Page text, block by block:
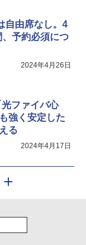
自由席なし。4
予約必須につ
2024年4月26日
ファイバ心
強く安定した
る
2024年4月17日